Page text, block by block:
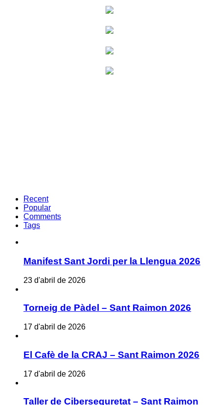
Recent
Popular
Comments
Tags
Manifest Sant Jordi per la Llengua 2026
23 d'abril de 2026
Torneig de Pàdel – Sant Raimon 2026
17 d'abril de 2026
El Cafè de la CRAJ – Sant Raimon 2026
17 d'abril de 2026
Taller de Ciberseguretat – Sant Raimon